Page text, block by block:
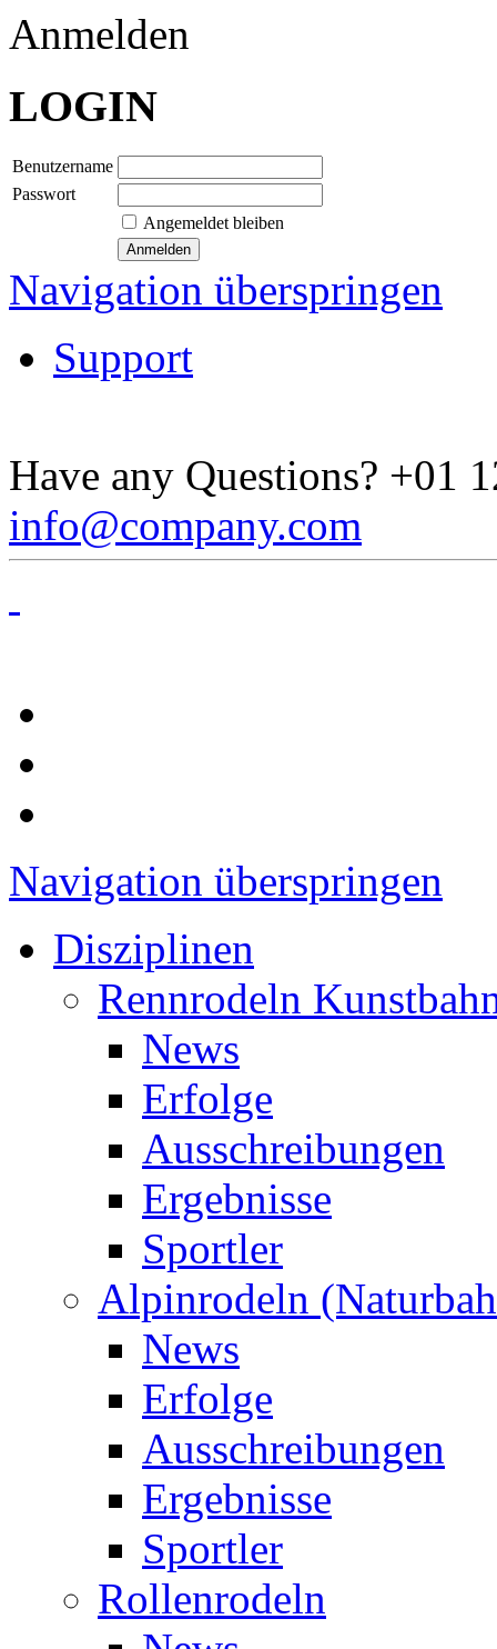
Anmelden
LOGIN
Benutzername
Passwort
Angemeldet bleiben
Navigation überspringen
Support
Have any Questions? +01
info@company.com
Navigation überspringen
Disziplinen
Rennrodeln
News
Erfolge
Ausschreibungen
Ergebnisse
Sportler
Alpinrodeln
News
Erfolge
Ausschreibungen
Ergebnisse
Sportler
Rollenrodeln